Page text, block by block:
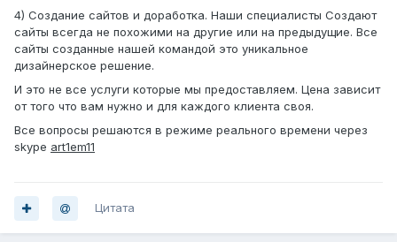
4) Создание сайтов и доработка. Наши специалисты Создают
сайты всегда не похожими на другие или на предыдущие. Все
сайты созданные нашей командой это уникальное
дизайнерское решение.
И это не все услуги которые мы предоставляем. Цена зависит
от того что вам нужно и для каждого клиента своя.
Все вопросы решаются в режиме реального времени через
skype art1em11
Цитата